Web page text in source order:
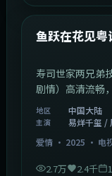
最新
鱼跃在花见
寿司世家两兄弟
剧情）高清流畅
地区 中国大陆
主演
易烊千玺 /
爱情· 2025 · 电
2.7万 2.4千